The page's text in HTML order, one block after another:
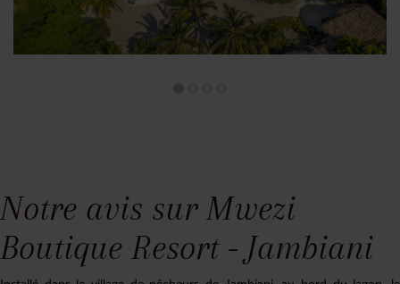
Notre avis sur Mwezi
Boutique Resort - Jambiani